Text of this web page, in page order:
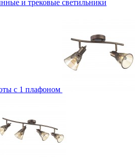
и трековые светильники
с 1 плафоном